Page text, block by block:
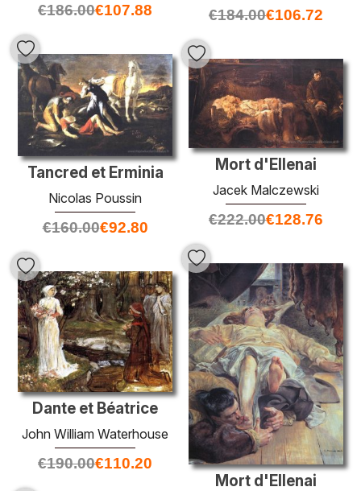
€184.00€106.72
€186.00€107.88
Tancred et Erminia
Nicolas Poussin
€160.00€92.80
Mort d'Ellenai
Jacek Malczewski
€222.00€128.76
Mort d'Ellenai
Dante et Béatrice
John William Waterhouse
€190.00€110.20